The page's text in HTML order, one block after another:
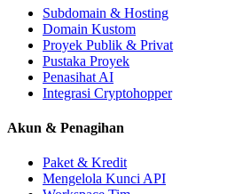
Subdomain & Hosting
Domain Kustom
Proyek Publik & Privat
Pustaka Proyek
Penasihat AI
Integrasi Cryptohopper
Akun & Penagihan
Paket & Kredit
Mengelola Kunci API